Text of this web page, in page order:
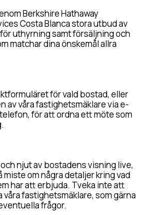
Berkshire Hathaway
Costa Blanca stora utbud av
uthyrning samt försäljning och
matchar dina önskemål allra
för vald bostad, eller
av våra fastighetsmäklare via e-
för att ordna ett möte som
njut av bostadens visning live,
miste om några detaljer kring vad
har att erbjuda. Tveka inte att
våra fastighetsmäklare, som gärna
frågor.